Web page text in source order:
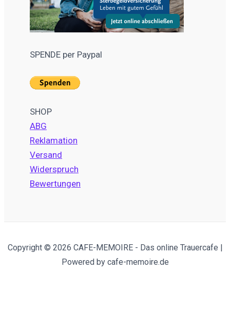
SPENDE per Paypal
SHOP
ABG
Reklamation
Versand
Widerspruch
Bewertungen
Copyright © 2026 CAFE-MEMOIRE - Das online Trauercafe |
Powered by cafe-memoire.de